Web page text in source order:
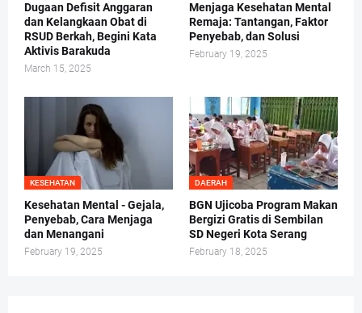
Dugaan Defisit Anggaran
dan Kelangkaan Obat di
RSUD Berkah, Begini Kata
Aktivis Barakuda
March 15, 2025
Menjaga Kesehatan Mental
Remaja: Tantangan, Faktor
Penyebab, dan Solusi
February 19, 2025
KESEHATAN
Kesehatan Mental - Gejala,
Penyebab, Cara Menjaga
dan Menangani
February 19, 2025
DAERAH
BGN Ujicoba Program Makan
Bergizi Gratis di Sembilan
SD Negeri Kota Serang
February 18, 2025